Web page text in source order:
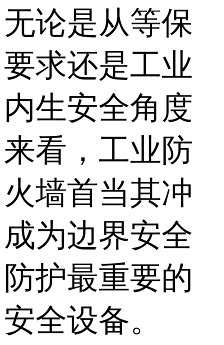
无论是从等保
要求还是工业
内生安全角度
来看，工业防
火墙首当其冲
成为边界安全
防护最重要的
安全设备。